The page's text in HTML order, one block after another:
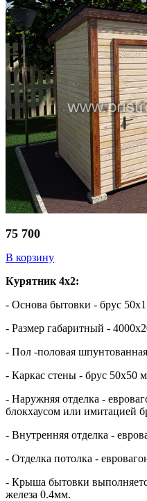
75 700
В корзину
Курятник 4х2:
- Основа бытовки - брус
- Размер габаритный -
- Пол -половая
- Каркас стены - брус 50х50
- Наружняя отделка -
блокхаусом или имитацией
- Внутренняя отделка -
- Отделка потолка -
- Крыша бытовки
железа 0.4мм.